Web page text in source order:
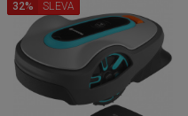
32% SLEVA